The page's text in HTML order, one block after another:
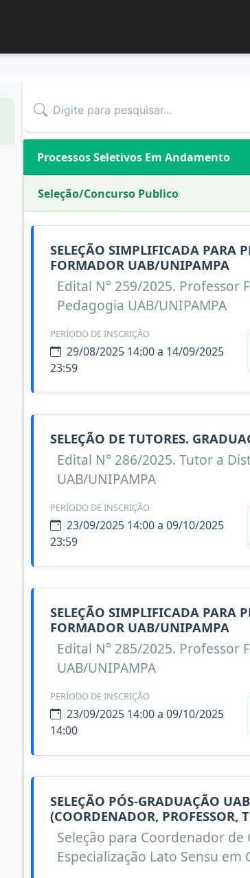
Processos Seletivos Em Andamento
Seleção/Concurso Publico
SELEÇÃO SIMPLIFICADA PARA
FORMADOR UAB/UNIPAMPA
Edital N° 259/2025. Professor
Pedagogia UAB/UNIPAMPA
PERÍODO DE INSCRIÇÃO
29/08/2025 14:00 a 14/09/2025
23:59
SELEÇÃO DE TUTORES.
Edital N° 286/2025. Tutor a
UAB/UNIPAMPA
PERÍODO DE INSCRIÇÃO
23/09/2025 14:00 a 09/10/2025
23:59
SELEÇÃO SIMPLIFICADA PARA
FORMADOR UAB/UNIPAMPA
Edital N° 285/2025. Professor
UAB/UNIPAMPA
PERÍODO DE INSCRIÇÃO
23/09/2025 14:00 a 09/10/2025
14:00
SELEÇÃO PÓS-GRADUAÇÃO
(COORDENADOR, PROFESSOR,
Seleção para Coordenador de
Especialização Lato Sensu em